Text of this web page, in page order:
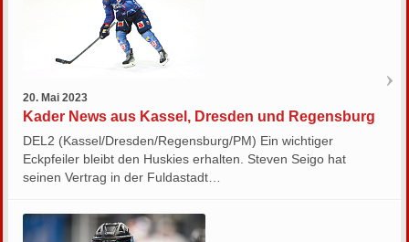
20. Mai 2023
Kader News aus Kassel, Dresden und Regensburg
DEL2 (Kassel/Dresden/Regensburg/PM) Ein wichtiger
Eckpfeiler bleibt den Huskies erhalten. Steven Seigo hat
seinen Vertrag in der Fuldastadt…